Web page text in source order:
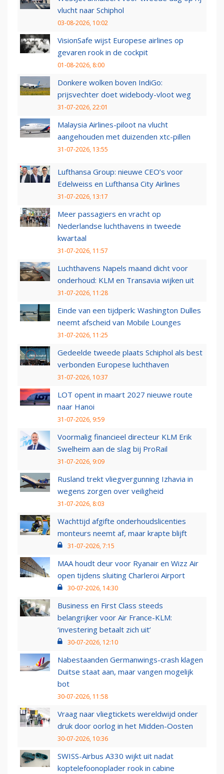
vlucht naar Schiphol
03-08-2026, 10:02
VisionSafe wijst Europese airlines op
gevaren rook in de cockpit
01-08-2026, 8:00
Donkere wolken boven IndiGo:
prijsvechter doet widebody-vloot weg
31-07-2026, 22:01
Malaysia Airlines-piloot na vlucht
aangehouden met duizenden xtc-pillen
31-07-2026, 13:55
Lufthansa Group: nieuwe CEO’s voor
Edelweiss en Lufthansa City Airlines
31-07-2026, 13:17
Meer passagiers en vracht op
Nederlandse luchthavens in tweede
kwartaal
31-07-2026, 11:57
Luchthavens Napels maand dicht voor
onderhoud: KLM en Transavia wijken uit
31-07-2026, 11:28
Einde van een tijdperk: Washington Dulles
neemt afscheid van Mobile Lounges
31-07-2026, 11:25
Gedeelde tweede plaats Schiphol als best
verbonden Europese luchthaven
31-07-2026, 10:37
LOT opent in maart 2027 nieuwe route
naar Hanoi
31-07-2026, 9:59
Voormalig financieel directeur KLM Erik
Swelheim aan de slag bij ProRail
31-07-2026, 9:09
Rusland trekt vliegvergunning Izhavia in
wegens zorgen over veiligheid
31-07-2026, 8:03
Wachttijd afgifte onderhoudslicenties
monteurs neemt af, maar krapte blijft
31-07-2026, 7:15
MAA houdt deur voor Ryanair en Wizz Air
open tijdens sluiting Charleroi Airport
30-07-2026, 14:30
Business en First Class steeds
belangrijker voor Air France-KLM:
‘investering betaalt zich uit’
30-07-2026, 12:10
Nabestaanden Germanwings-crash klagen
Duitse staat aan, maar vangen mogelijk
bot
30-07-2026, 11:58
Vraag naar vliegtickets wereldwijd onder
druk door oorlog in het Midden-Oosten
30-07-2026, 10:36
SWISS-Airbus A330 wijkt uit nadat
koptelefoonoplader rook in cabine